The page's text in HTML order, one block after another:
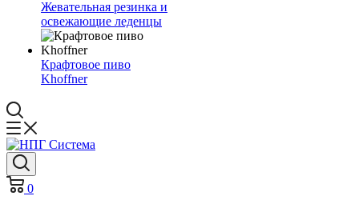
Жевательная резинка и
освежающие леденцы
Крафтовое пиво
Khoffner
0